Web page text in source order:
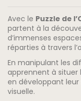
Avec le Puzzle de
partent à la
d’immenses
réparties à travers
En manipulant les
apprennent à situer
en développant
visuelle.